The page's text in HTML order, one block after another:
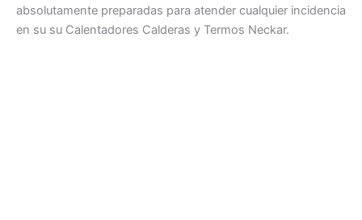
absolutamente preparadas para atender cualquier incidencia
en su su Calentadores Calderas y Termos Neckar.